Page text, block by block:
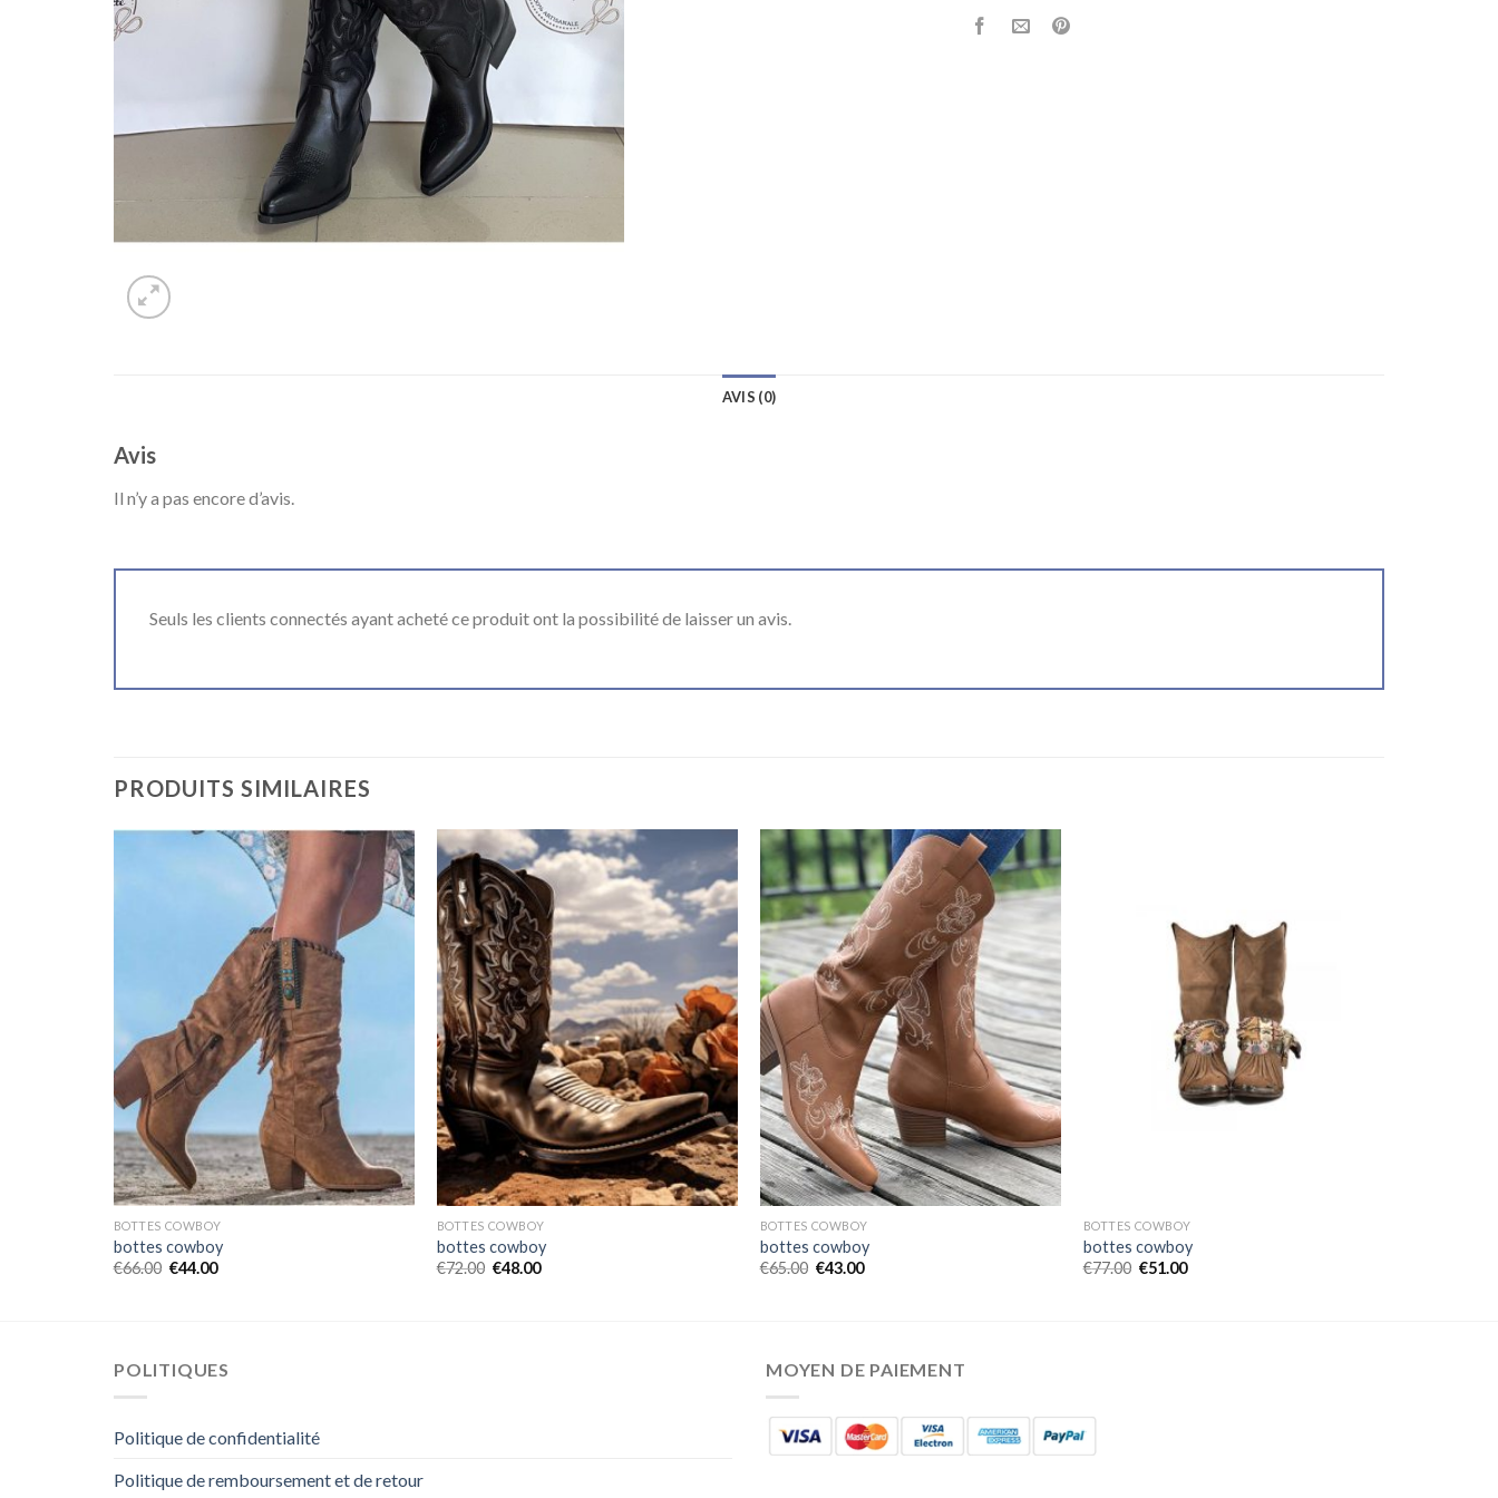
AVIS (0)
Avis
Il n’y a pas encore d’avis.
Seuls les clients connectés ayant acheté ce produit ont la possibilité de laisser un avis.
PRODUITS SIMILAIRES
BOTTES COWBOY
bottes cowboy
€66.00 €44.00
BOTTES COWBOY
bottes cowboy
€72.00 €48.00
BOTTES COWBOY
bottes cowboy
€65.00 €43.00
BOTTES COWBOY
bottes cowboy
€77.00 €51.00
POLITIQUES
Politique de confidentialité
Politique de remboursement et de retour
MOYEN DE PAIEMENT